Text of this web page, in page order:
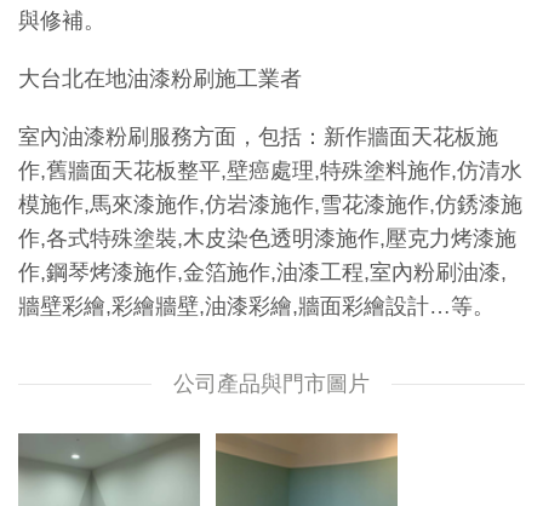
與修補。
大台北在地油漆粉刷施工業者
室內油漆粉刷服務方面，包括：新作牆面天花板施
作,舊牆面天花板整平,壁癌處理,特殊塗料施作,仿清水
模施作,馬來漆施作,仿岩漆施作,雪花漆施作,仿銹漆施
作,各式特殊塗裝,木皮染色透明漆施作,壓克力烤漆施
作,鋼琴烤漆施作,金箔施作,油漆工程,室內粉刷油漆,
牆壁彩繪,彩繪牆壁,油漆彩繪,牆面彩繪設計…等。
公司產品與門市圖片